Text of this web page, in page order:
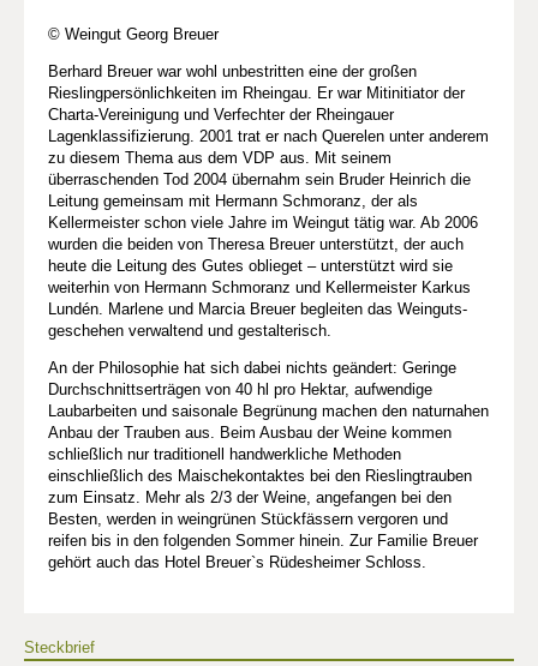
© Weingut Georg Breuer
Berhard Breuer war wohl unbestritten eine der großen
Rieslingpersönlichkeiten im Rheingau. Er war Mitinitiator der
Charta-Vereinigung und Verfechter der Rheingauer
Lagenklassifizierung. 2001 trat er nach Querelen unter anderem
zu diesem Thema aus dem VDP aus. Mit seinem
überraschenden Tod 2004 übernahm sein Bruder Heinrich die
Leitung gemeinsam mit Hermann Schmoranz, der als
Kellermeister schon viele Jahre im Weingut tätig war. Ab 2006
wurden die beiden von Theresa Breuer unterstützt, der auch
heute die Leitung des Gutes oblieget – unterstützt wird sie
weiterhin von Hermann Schmoranz und Kellermeister Karkus
Lundén. Marlene und Marcia Breuer begleiten das Weinguts­
geschehen verwaltend und gestalterisch.
An der Philosophie hat sich dabei nichts geändert: Geringe
Durchschnittserträgen von 40 hl pro Hektar, aufwendige
Laubarbeiten und saisonale Begrünung machen den naturnahen
Anbau der Trauben aus. Beim Ausbau der Weine kommen
schließlich nur traditionell handwerkliche Methoden
einschließlich des Maischekontaktes bei den Rieslingtrauben
zum Einsatz. Mehr als 2/3 der Weine, angefangen bei den
Besten, werden in weingrünen Stückfässern vergoren und
reifen bis in den folgenden Sommer hinein. Zur Familie Breuer
gehört auch das Hotel Breuer`s Rüdesheimer Schloss.
Steckbrief